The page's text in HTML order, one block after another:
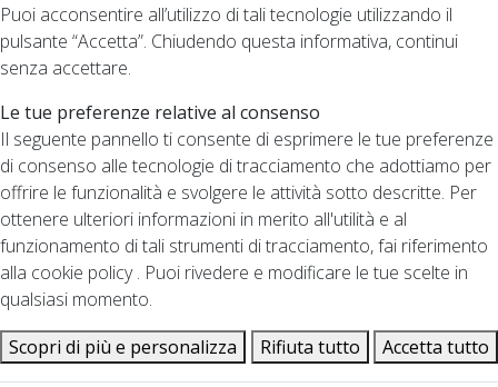
Puoi acconsentire all’utilizzo di tali tecnologie utilizzando il
pulsante “Accetta”. Chiudendo questa informativa, continui
senza accettare.
Le tue preferenze relative al consenso
Il seguente pannello ti consente di esprimere le tue preferenze
di consenso alle tecnologie di tracciamento che adottiamo per
offrire le funzionalità e svolgere le attività sotto descritte. Per
ottenere ulteriori informazioni in merito all'utilità e al
funzionamento di tali strumenti di tracciamento, fai riferimento
alla cookie policy . Puoi rivedere e modificare le tue scelte in
qualsiasi momento.
Scopri di più e personalizza
Rifiuta tutto Accetta tutto